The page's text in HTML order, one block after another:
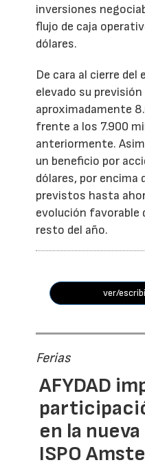
inversiones
flujo de caja
dólares.
De cara al cierre del
elevado su
aproximadamente
frente a los 7.900
anteriormente.
un beneficio por
dólares, por encima
previstos hasta
evolución favorable
resto del año.
ver/
Ferias
AFYDAD
en la
ISPO